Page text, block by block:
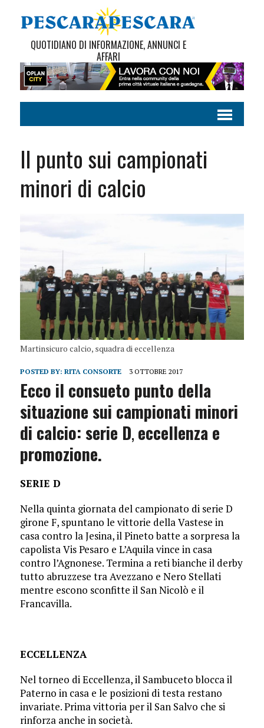
QUOTIDIANO DI INFORMAZIONE, ANNUNCI E
AFFARI
Il punto sui campionati
minori di calcio
Martinsicuro calcio, squadra di eccellenza
POSTED BY: RITA CONSORTE 3 OTTOBRE 2017
Ecco il consueto punto della
situazione sui campionati minori
di calcio: serie D,eccellenza e
promozione.
SERIE D
Nella quinta giornata del campionato di serie D
girone F, spuntano le vittorie della Vastese in
casa contro la Jesina, il Pineto batte a sorpresa la
capolista Vis Pesaro e L’Aquila vince in casa
contro l’Agnonese. Termina a reti bianche il derby
tutto abruzzese tra Avezzano e Nero Stellati
mentre escono sconfitte il San Nicolò e il
Francavilla.
ECCELLENZA
Nel torneo di Eccellenza, il Sambuceto blocca il
Paterno in casa e le posizioni di testa restano
invariate. Prima vittoria per il San Salvo che si
rinforza anche in società.